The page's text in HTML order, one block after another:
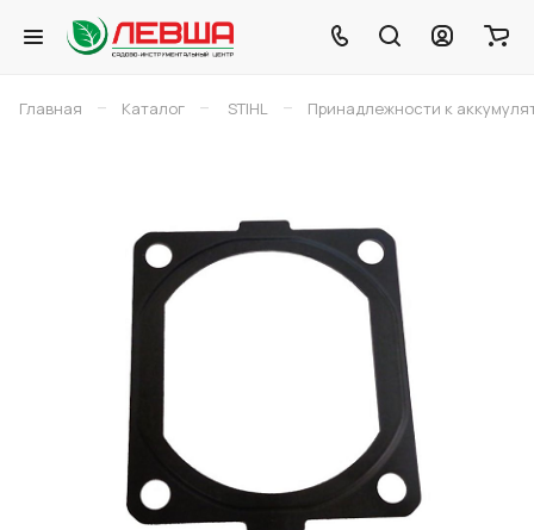
Главная – Каталог – STIHL – Принадлежности к